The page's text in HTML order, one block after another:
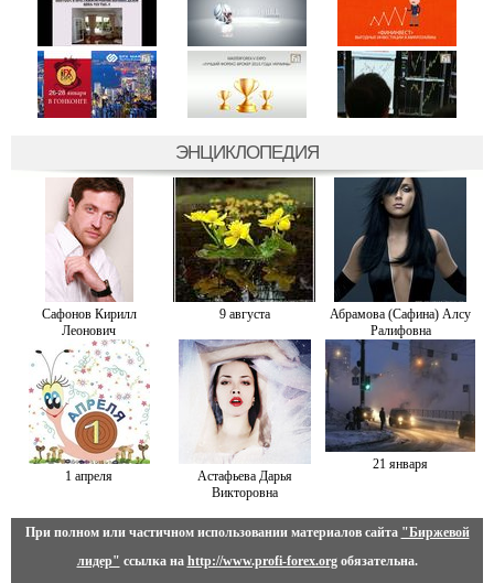
ЭНЦИКЛОПЕДИЯ
Сафонов Кирилл
Леонович
9 августа
Абрамова (Сафина) Алсу
Ралифовна
1 апреля
Астафьева Дарья
Викторовна
21 января
При полном или частичном использовании материалов сайта "Биржевой
лидер" ссылка на http://www.profi-forex.orgобязательна.